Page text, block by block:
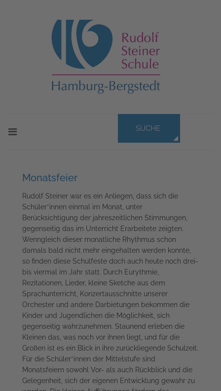
SUCHE
Monatsfeier
Rudolf Steiner war es ein Anliegen, dass sich die
Schüler*innen einmal im Monat, unter
Berücksichtigung der jahreszeitlichen Stimmungen,
gegenseitig das im Unterricht Erarbeitete zeigten.
Wenngleich dieser monatliche Rhythmus schon
damals bald nicht mehr eingehalten werden konnte,
so finden diese Schulfeste doch auch heute noch drei-
bis viermal im Jahr statt. Durch Eurythmie,
Rezitationen, Lieder, kleine Sketche aus dem
Sprachunterricht, Konzertausschnitte unserer
Orchester und andere Darbietungen bekommen die
Kinder und Jugendlichen die Möglichkeit, sich
gegenseitig wahrzunehmen. Staunend erleben die
Kleinen das, was noch vor ihnen liegt, und für die
Großen ist es ein Blick in ihre zurückliegende Schulzeit.
Für die Schüler*innen der Mittelstufe sind
Monatsfeiern sowohl Vor- als auch Rückblick und die
Gelegenheit, sich der eigenen Entwicklung gewahr zu